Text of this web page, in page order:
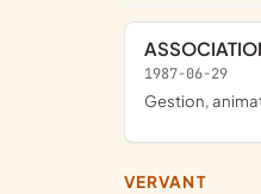
1987-06-29
gestion,
VERVANT